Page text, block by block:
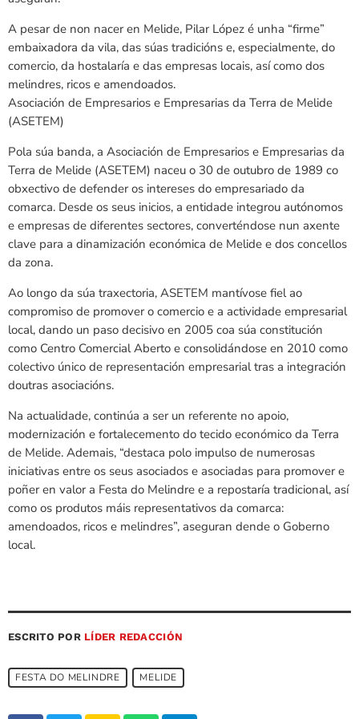
A pesar de non nacer en Melide, Pilar López é unha “firme”
embaixadora da vila, das súas tradicións e, especialmente, do
comercio, da hostalaría e das empresas locais, así como dos
melindres, ricos e amendoados.
Asociación de Empresarios e Empresarias da Terra de Melide
(ASETEM)
Pola súa banda, a Asociación de Empresarios e Empresarias da
Terra de Melide (ASETEM) naceu o 30 de outubro de 1989 co
obxectivo de defender os intereses do empresariado da
comarca. Desde os seus inicios, a entidade integrou autónomos
e empresas de diferentes sectores, converténdose nun axente
clave para a dinamización económica de Melide e dos concellos
da zona.
Ao longo da súa traxectoria, ASETEM mantívose fiel ao
compromiso de promover o comercio e a actividade empresarial
local, dando un paso decisivo en 2005 coa súa constitución
como Centro Comercial Aberto e consolidándose en 2010 como
colectivo único de representación empresarial tras a integración
doutras asociacións.
Na actualidade, continúa a ser un referente no apoio,
modernización e fortalecemento do tecido económico da Terra
de Melide. Ademais, “destaca polo impulso de numerosas
iniciativas entre os seus asociados e asociadas para promover e
poñer en valor a Festa do Melindre e a repostaría tradicional, así
como os produtos máis representativos da comarca:
amendoados, ricos e melindres”, aseguran dende o Goberno
local.
ESCRITO POR LÍDER REDACCIÓN
FESTA DO MELINDRE MELIDE